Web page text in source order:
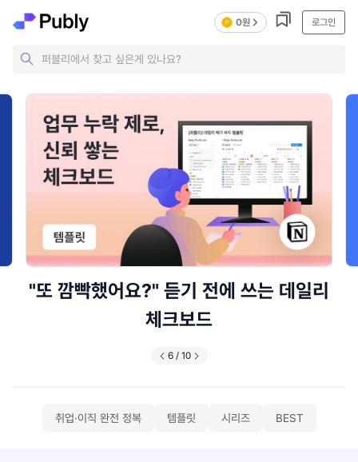
0원 로그인
퍼블리에서 찾고 싶은게 있나요?
습관 관리 앱 대신 이 스프레드시트 하나면
끝
7/ 10
취업·이직 완전 정복 템플릿 시리즈 BEST